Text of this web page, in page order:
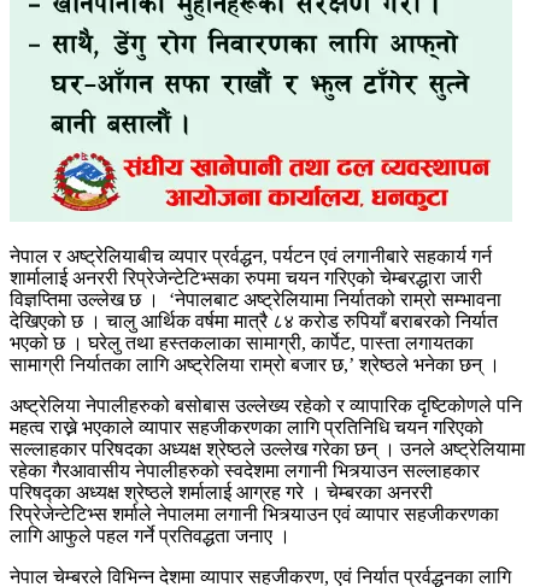
नेपाल र अष्ट्रेलियाबीच व्यपार प्रर्वद्धन, पर्यटन एवं लगानीबारे सहकार्य गर्न
शार्मालाई अनररी रिप्रेजेन्टेटिभ्सका रुपमा चयन गरिएको चेम्बरद्धारा जारी
विज्ञप्तिमा उल्लेख छ । ​ ‘नेपालबाट अष्ट्रेलियामा निर्यातको राम्रो सम्भावना
देखिएको छ । चालु आर्थिक वर्षमा मात्रै ८४ करोड रुपियाँ बराबरको निर्यात
भएको छ । घरेलु तथा हस्तकलाका सामाग्री, कार्पेट, पास्ता लगायतका
सामाग्री निर्यातका लागि अष्ट्रेलिया राम्रो बजार छ,’ श्रेष्ठले भनेका छन् ।
अष्ट्रेलिया नेपालीहरुको बसोबास उल्लेख्य रहेको र व्यापारिक दृष्टिकोणले पनि
महत्व राख्ने भएकाले व्यापार सहजीकरणका लागि प्रतिनिधि चयन गरिएको
सल्लाहकार परिषदका अध्यक्ष श्रेष्ठले उल्लेख गरेका छन् । उनले अष्ट्रेलियामा
रहेका गैरआवासीय नेपालीहरुको स्वदेशमा लगानी भित्र्याउन सल्लाहकार
परिषद्का अध्यक्ष श्रेष्ठले शर्मालाई आग्रह गरे । चेम्बरका अनररी
रिप्रेजेन्टेटिभ्स शर्माले नेपालमा लगानी भित्र्याउन एवं व्यापार सहजीकरणका
लागि आफुले पहल गर्ने प्रतिवद्धता जनाए ।
नेपाल चेम्बरले विभिन्न देशमा व्यापार सहजीकरण, एवं निर्यात प्रर्वद्धनका लागि